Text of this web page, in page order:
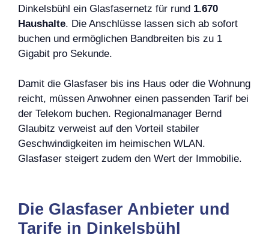
Dinkelsbühl ein Glasfasernetz für rund 1.670
Haushalte. Die Anschlüsse lassen sich ab sofort
buchen und ermöglichen Bandbreiten bis zu 1
Gigabit pro Sekunde.
Damit die Glasfaser bis ins Haus oder die Wohnung
reicht, müssen Anwohner einen passenden Tarif bei
der Telekom buchen. Regionalmanager Bernd
Glaubitz verweist auf den Vorteil stabiler
Geschwindigkeiten im heimischen WLAN.
Glasfaser steigert zudem den Wert der Immobilie.
Die Glasfaser Anbieter und
Tarife in Dinkelsbühl